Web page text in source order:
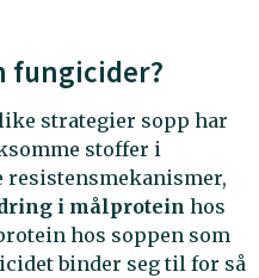
fungicider?
strategier sopp har
stoffer i
resistensmekanismer,
i målprotein hos
hos soppen som
binder seg til for så